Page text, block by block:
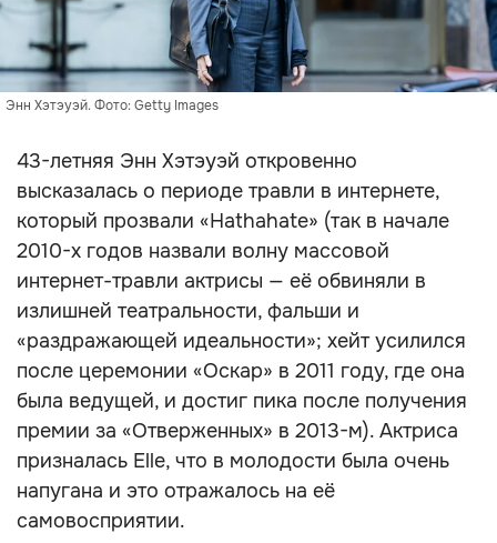
Энн Хэтэуэй. Фото: Getty Images
43-летняя Энн Хэтэуэй откровенно
высказалась о периоде травли в интернете,
который прозвали «Hathahate» (так в начале
2010-х годов назвали волну массовой
интернет-травли актрисы — её обвиняли в
излишней театральности, фальши и
«раздражающей идеальности»; хейт усилился
после церемонии «Оскар» в 2011 году, где она
была ведущей, и достиг пика после получения
премии за «Отверженных» в 2013-м). Актриса
призналась Elle, что в молодости была очень
напугана и это отражалось на её
самовосприятии.